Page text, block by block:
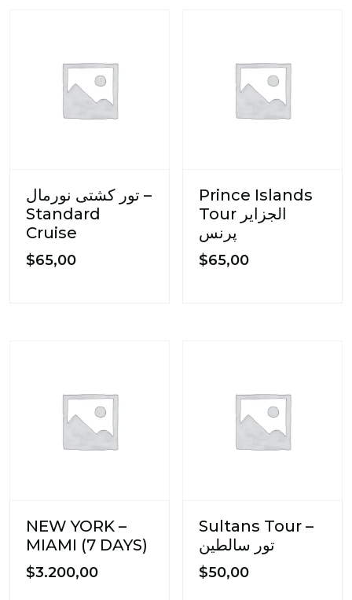
تور کشتی نورمال –
Standard
Cruise
$65,00
Prince Islands
Tour الجزایر
پرنس
$65,00
NEW YORK –
MIAMI (7 DAYS)
$3.200,00
Sultans Tour –
تور سالطین
$50,00